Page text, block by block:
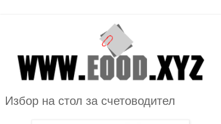
Избор на стол за счетоводител